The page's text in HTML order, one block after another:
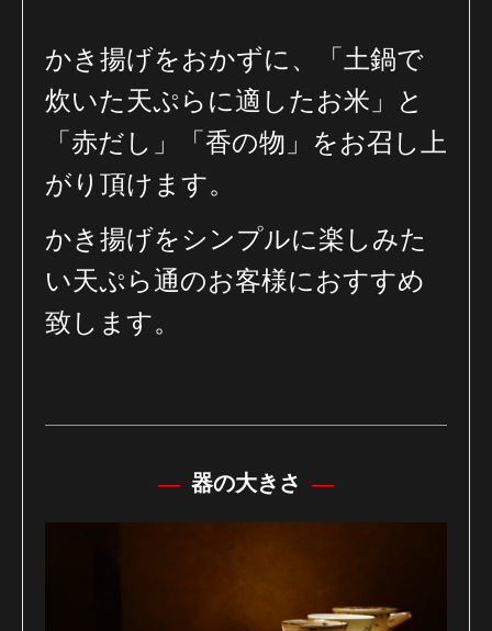
かき揚げをおかずに、「土鍋で
炊いた天ぷらに適したお米」と
「赤だし」「香の物」をお召し上
がり頂けます。
かき揚げをシンプルに楽しみた
い天ぷら通のお客様におすすめ
致します。
器の大きさ